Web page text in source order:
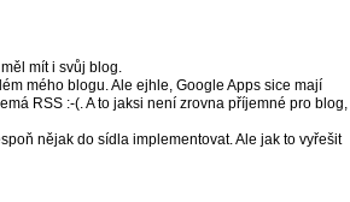
mít i svůj blog.
mého blogu. Ale ejhle, Google Apps sice mají
RSS :-(. A to jaksi není zrovna příjemné pro blog,
nějak do sídla implementovat. Ale jak to vyřešit